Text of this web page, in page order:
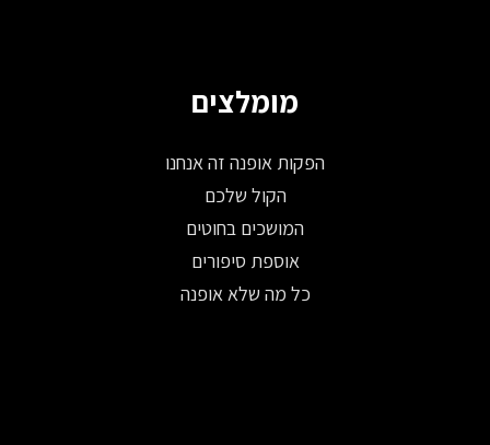
מומלצים
הפקות אופנה זה אנחנו
הקול שלכם
המושכים בחוטים
אוספת סיפורים
כל מה שלא אופנה